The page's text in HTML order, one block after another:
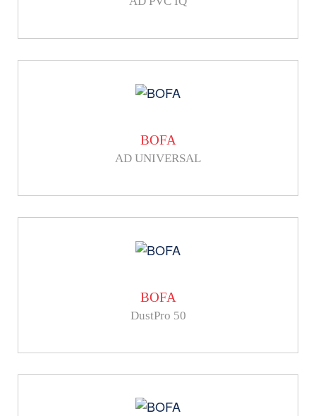
BOFA
AD UNIVERSAL
BOFA
DustPro 50